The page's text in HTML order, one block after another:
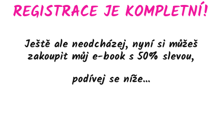
REGISTRACE JE KOMPLETNÍ!
Ještě ale neodcházej, nyní si můžeš
zakoupit můj e-book s 50% slevou,
podívej se níže...